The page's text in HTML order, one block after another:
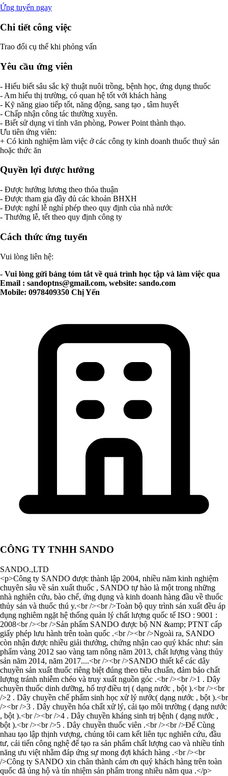
Ứng tuyển ngay
Chi tiết công việc
Trao đổi cụ thể khi phỏng vấn
Yêu cầu ứng viên
- Hiểu biết sâu sắc kỹ thuật nuôi trồng, bệnh học, ứng dụng thuốc
- Am hiểu thị trường, có quan hệ tốt với khách hàng
- Kỹ năng giao tiếp tốt, năng động, sang tạo , tâm huyết
- Chấp nhận công tác thường xuyên.
- Biết sử dụng vi tính văn phòng, Power Point thành thạo.
Ưu tiên ứng viên:
+ Có kinh nghiệm làm việc ở các công ty kinh doanh thuốc thuỷ sản
hoặc thức ăn
Quyền lợi được hưởng
- Được hưởng lương theo thóa thuận
- Được tham gia đầy đủ các khoản BHXH
- Được nghỉ lễ nghỉ phép theo quy định của nhà nước
- Thưởng lễ, tết theo quy định công ty
Cách thức ứng tuyển
Vui lòng liên hệ:
- Vui lòng gửi bảng tóm tắt về quá trình học tập và làm việc qua
Email : sandoptns@gmail.com, website: sando.com
Mobile: 0978409350 Chị Yến
CÔNG TY TNHH SANDO
SANDO.,LTD
<p>Công ty SANDO được thành lập 2004, nhiều năm kinh nghiệm
chuyên sâu về sản xuất thuốc , SANDO tự hào là một trong những
nhà nghiên cứu, bào chế, ứng dụng và kinh doanh hàng đầu về thuốc
thủy sản và thuốc thú y.<br /><br />Toàn bộ quy trình sản xuất đều áp
dụng nghiêm ngặt hệ thống quản lý chất lượng quốc tế ISO : 9001 :
2008<br /><br />Sản phẩm SANDO được bộ NN &amp; PTNT cấp
giấy phép lưu hành trên toàn quốc .<br /><br />Ngoài ra, SANDO
còn nhận được nhiều giải thưởng, chứng nhận cao quý khác như: sản
phẩm vàng 2012 sao vàng tam nông năm 2013, chất lượng vàng thủy
sản năm 2014, năm 2017....<br /><br />SANDO thiết kế các dây
chuyền sản xuất thuốc riêng biệt đúng theo tiêu chuẩn, đảm bảo chất
lượng tránh nhiễm chéo và truy xuất nguồn góc .<br /><br />1 . Dây
chuyền thuốc dinh dưỡng, hổ trợ điều trị ( dạng nước , bột ).<br /><br
/>2 . Dây chuyền chế phẩm sinh học xử lý nước( dạng nước , bột ).<br
/><br />3 . Dây chuyền hóa chất xử lý, cải tạo môi trường ( dạng nước
, bột ).<br /><br />4 . Dây chuyền kháng sinh trị bệnh ( dạng nước ,
bột ).<br /><br />5 . Dây chuyền thuốc viên .<br /><br />Để Cùng
nhau tạo lập thịnh vượng, chúng tôi cam kết liên tục nghiên cứu, đầu
tư, cải tiến công nghệ để tạo ra sản phẩm chất lượng cao và nhiều tính
năng ưu việt nhằm đáp ứng sự mong đợi khách hàng .<br /><br
/>Công ty SANDO xin chân thành cảm ơn quý khách hàng trên toàn
quốc đã ủng hộ và tín nhiệm sản phẩm trong nhiều năm qua .</p>